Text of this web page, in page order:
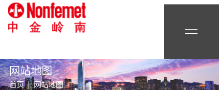
首页 | 网站地图
网站地图